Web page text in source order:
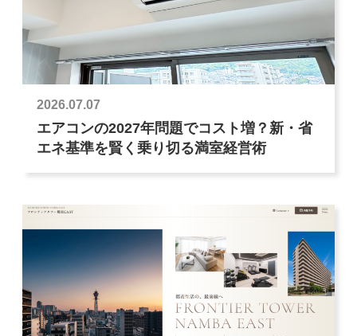
2026.07.07
エアコンの2027年問題でコスト増？新・省
エネ基準を賢く乗り切る満室経営術